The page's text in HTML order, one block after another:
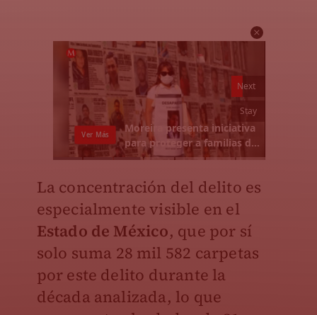
La concentración del delito es
especialmente visible en el
Estado de México, que por sí
solo suma 28 mil 582 carpetas
por este delito durante la
década analizada, lo que